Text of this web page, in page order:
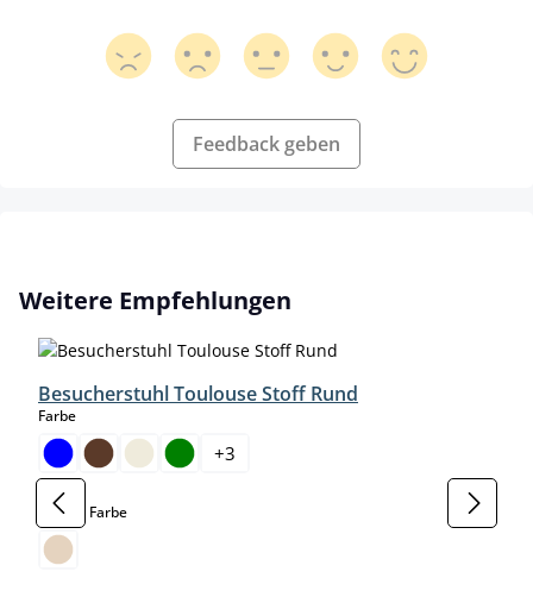
Feedback geben
Produktgalerie überspringen
Weitere Empfehlungen
Besucherstuhl Toulouse Stoff Rund
Farbeauswählen
+3
Gestell Farbeauswählen